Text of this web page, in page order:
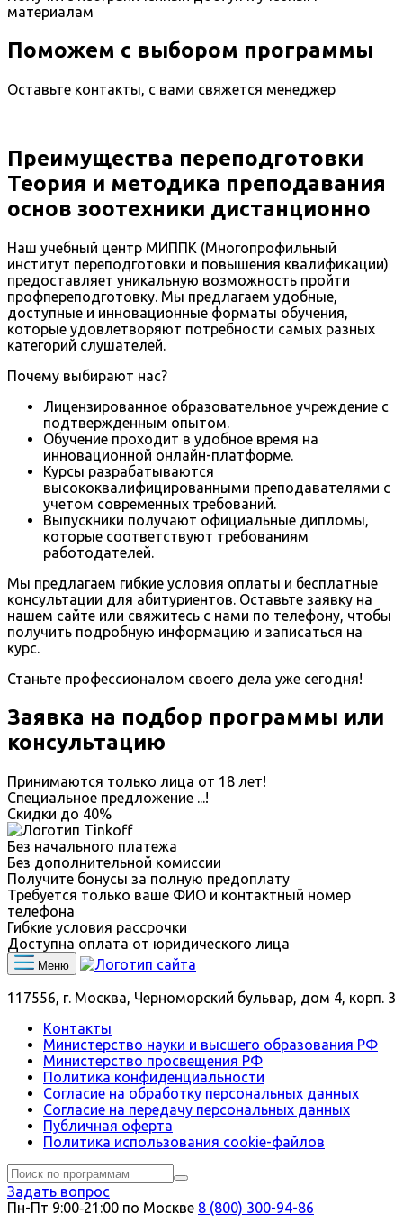
материалам
Поможем с выбором программы
Оставьте контакты, с вами свяжется менеджер
Преимущества переподготовки
Теория и методика преподавания
основ зоотехники дистанционно
Наш учебный центр МИППК (Многопрофильный
институт переподготовки и повышения квалификации)
предоставляет уникальную возможность пройти
профпереподготовку. Мы предлагаем удобные,
доступные и инновационные форматы обучения,
которые удовлетворяют потребности самых разных
категорий слушателей.
Почему выбирают нас?
Лицензированное образовательное учреждение с
подтвержденным опытом.
Обучение проходит в удобное время на
инновационной онлайн-платформе.
Курсы разрабатываются
высококвалифицированными преподавателями с
учетом современных требований.
Выпускники получают официальные дипломы,
которые соответствуют требованиям
работодателей.
Мы предлагаем гибкие условия оплаты и бесплатные
консультации для абитуриентов. Оставьте заявку на
нашем сайте или свяжитесь с нами по телефону, чтобы
получить подробную информацию и записаться на
курс.
Станьте профессионалом своего дела уже сегодня!
Заявка на подбор программы или
консультацию
Принимаются только лица от 18 лет!
Специальное предложение
!
Скидки до 40%
Без начального платежа
Без дополнительной комиссии
Получите бонусы за полную предоплату
Требуется только ваше ФИО и контактный номер
телефона
Гибкие условия рассрочки
Доступна оплата от юридического лица
Меню
117556, г. Москва, Черноморский бульвар, дом 4, корп. 3
Контакты
Министерство науки и высшего образования РФ
Министерство просвещения РФ
Политика конфиденциальности
Согласие на обработку персональных данных
Согласие на передачу персональных данных
Публичная оферта
Политика использования сookie-файлов
Задать вопрос
Пн-Пт 9:00‑21:00 по Москве 8 (800) 300-94-86